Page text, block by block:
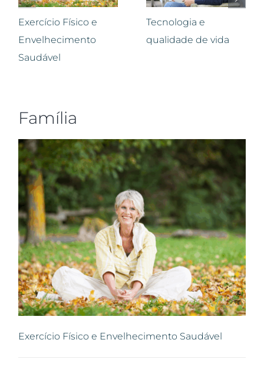
Exercício Físico e
Envelhecimento
Saudável
Tecnologia e
qualidade de vida
Família
Exercício Físico e Envelhecimento Saudável